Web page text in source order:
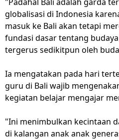
globalisasi di Indonesia
masuk ke Bali akan tetapi
fundasi dasar tentang
tergerus sedikitpun oleh
Ia mengatakan pada hari
guru di Bali wajib
kegiatan belajar mengajar
"Ini menimbulkan kecintaan
di kalangan anak anak